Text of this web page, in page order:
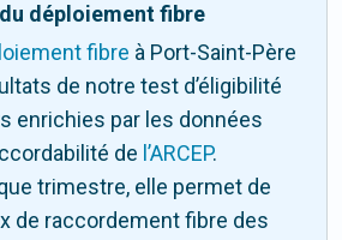
déploiement fibre
fibre à Port-Saint-Père
de notre test d’éligibilité
enrichies par les données
de l’ARCEP.
trimestre, elle permet de
de raccordement fibre des